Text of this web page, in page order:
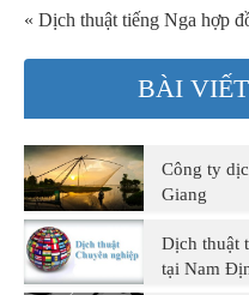
« Dịch thuật tiếng Nga hợp
BÀI
Công ty
Giang
Dịch thuật
tại Nam